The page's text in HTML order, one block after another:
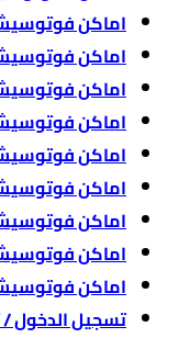
اماكن
اماكن
اماكن
اماكن
اماكن
اماكن
اماكن
اماكن
اماكن
تسجيل الدخول